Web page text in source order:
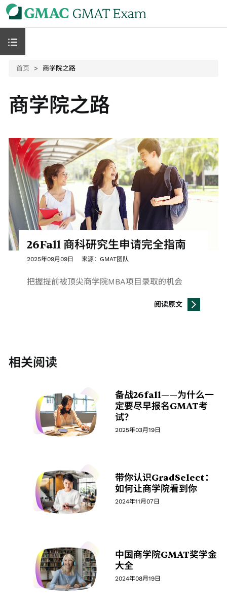
首页 商学院之路
商学院之路
26Fall 商科研究生申请完全指南
2025年09月09日 来源：GMAT团队
把握提前被顶尖商学院MBA项目录取的机会
阅读原文
相关阅读
备战26fall——为什么一
定要尽早报名GMAT考
试？
2025年03月19日
带你认识GradSelect：
如何让商学院看到你
2024年11月07日
中国商学院GMAT奖学金
大全
2024年08月19日